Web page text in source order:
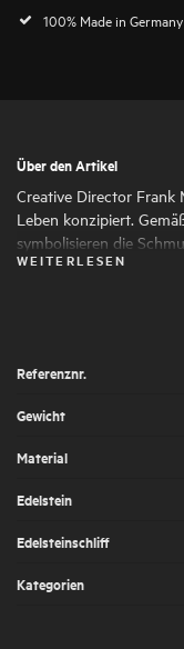
100% Made in Germany
Über den Artikel
Creative Director Frank
Leben konzipiert.
symbolisieren die
den ständigen Wandel
des Lebens, die es
WEITERLESEN
Referenznr.
Gewicht
Material
Edelstein
Edelsteinschliff
Kategorien